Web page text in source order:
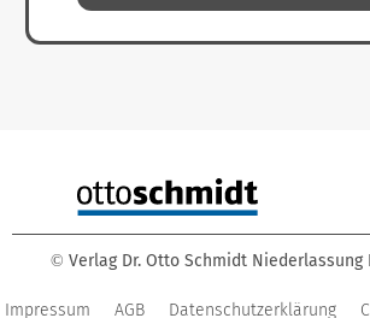
© Verlag Dr. Otto Schmidt Niederlassung
Impressum AGB Datenschutzerklärung